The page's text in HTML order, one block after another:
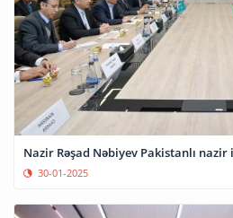
Nazir Rəşad Nəbiyev Pakistanlı
30-01-2025